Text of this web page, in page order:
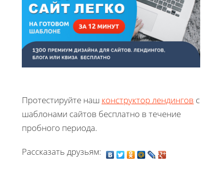
Протестируйте наш конструктор лендингов с
шаблонами сайтов бесплатно в течение
пробного периода.
Рассказать друзьям: